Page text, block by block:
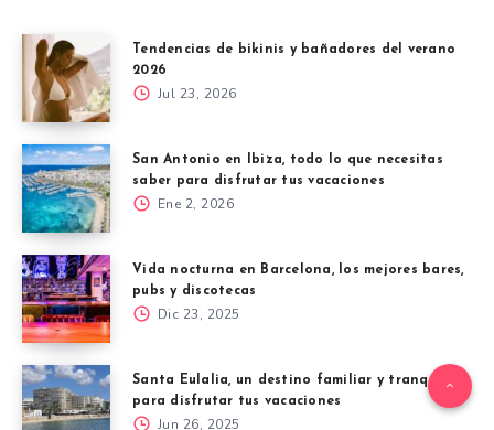
Tendencias de bikinis y bañadores del verano
2026
Jul 23, 2026
San Antonio en Ibiza, todo lo que necesitas
saber para disfrutar tus vacaciones
Ene 2, 2026
Vida nocturna en Barcelona, los mejores bares,
pubs y discotecas
Dic 23, 2025
Santa Eulalia, un destino familiar y tranquilo
para disfrutar tus vacaciones
Jun 26, 2025